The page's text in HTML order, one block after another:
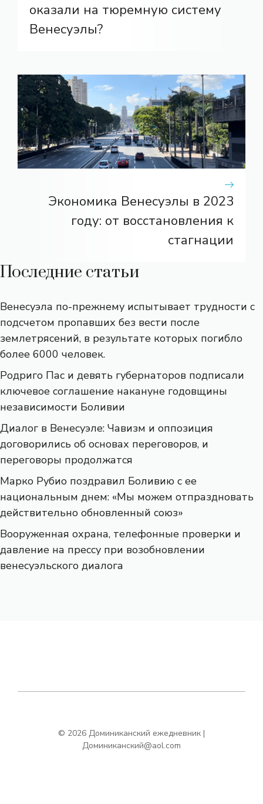
оказали на тюремную систему
Венесуэлы?
Экономика Венесуэлы в 2023
году: от восстановления к
стагнации
Последние статьи
Венесуэла по-прежнему испытывает трудности с
подсчетом пропавших без вести после
землетрясений, в результате которых погибло
более 6000 человек.
Родриго Пас и девять губернаторов подписали
ключевое соглашение накануне годовщины
независимости Боливии
Диалог в Венесуэле: Чавизм и оппозиция
договорились об основах переговоров, и
переговоры продолжатся
Марко Рубио поздравил Боливию с ее
национальным днем: «Мы можем отпраздновать
действительно обновленный союз»
Вооруженная охрана, телефонные проверки и
давление на прессу при возобновлении
венесуэльского диалога
© 2026 Доминиканский ежедневник |
Доминиканский@aol.com